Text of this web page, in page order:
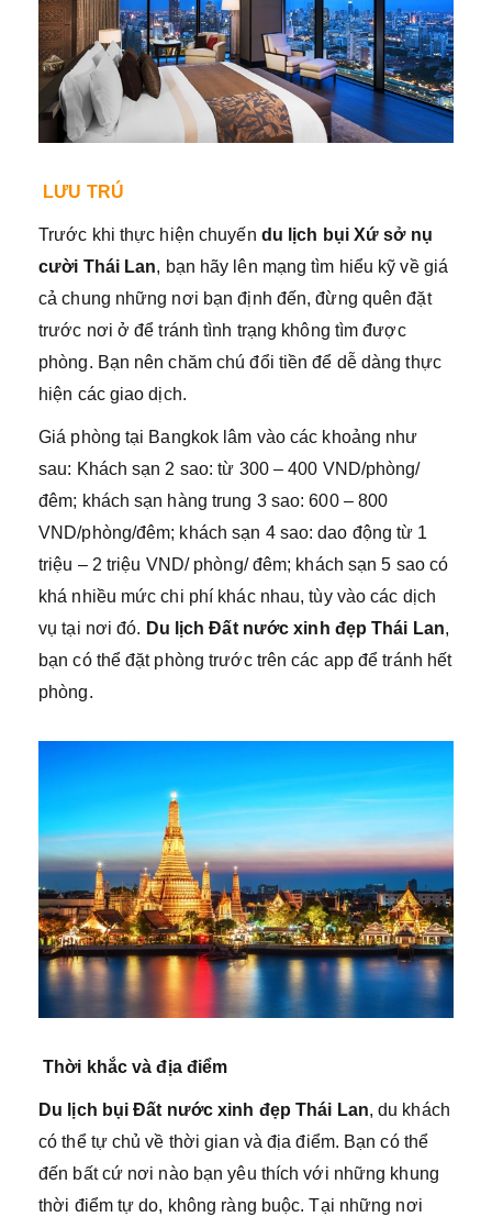
LƯU TRÚ
Trước khi thực hiện chuyến du lịch bụi Xứ sở nụ
cười Thái Lan, bạn hãy lên mạng tìm hiểu kỹ về giá
cả chung những nơi bạn định đến, đừng quên đặt
trước nơi ở để tránh tình trạng không tìm được
phòng. Bạn nên chăm chú đổi tiền để dễ dàng thực
hiện các giao dịch.
Giá phòng tại Bangkok lâm vào các khoảng như
sau: Khách sạn 2 sao: từ 300 – 400 VND/phòng/
đêm; khách sạn hàng trung 3 sao: 600 – 800
VND/phòng/đêm; khách sạn 4 sao: dao động từ 1
triệu – 2 triệu VND/ phòng/ đêm; khách sạn 5 sao có
khá nhiều mức chi phí khác nhau, tùy vào các dịch
vụ tại nơi đó. Du lịch Đất nước xinh đẹp Thái Lan,
bạn có thể đặt phòng trước trên các app để tránh hết
phòng.
Thời khắc và địa điểm
Du lịch bụi Đất nước xinh đẹp Thái Lan, du khách
có thể tự chủ về thời gian và địa điểm. Bạn có thể
đến bất cứ nơi nào bạn yêu thích với những khung
thời điểm tự do, không ràng buộc. Tại những nơi